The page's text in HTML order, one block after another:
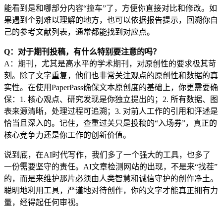
能看到是和哪部分内容“撞车”了，方便你直接对比和修改。如
果遇到个别难以理解的地方，也可以依据报告提示，回溯你自
己的参考文献列表，通常都能找到对应点。
Q：对于期刊投稿，有什么特别要注意的吗？
A：期刊，尤其是高水平的学术期刊，对原创性的要求极其苛
刻。除了文字重复，他们也非常关注观点的原创性和数据的真
实性。在使用PaperPass确保文本原创度的基础上，你更需要确
保：1. 核心观点、研究发现是你独立提出的；2. 所有数据、图
表来源清晰，处理过程可追溯；3. 对前人工作的引用和评述是
恰当且深入的。记住，查重过关只是投稿的“入场券”，真正的
核心竞争力还是你工作的创新价值。
说到底，在AI时代写作，我们多了一个强大的工具，也多了
一份需要坚守的责任。AI文章检测网站的出现，不是来“找茬”
的，而是来维护那片必须由人类智慧和诚信守护的创作净土。
聪明地利用工具，严谨地对待创作，你的文字才能真正拥有力
量，经得起任何审视。